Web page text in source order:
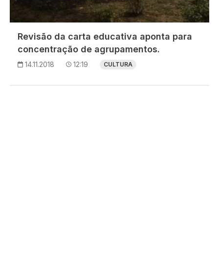
Revisão da carta educativa aponta para
concentração de agrupamentos.
14.11.2018 12:19 CULTURA